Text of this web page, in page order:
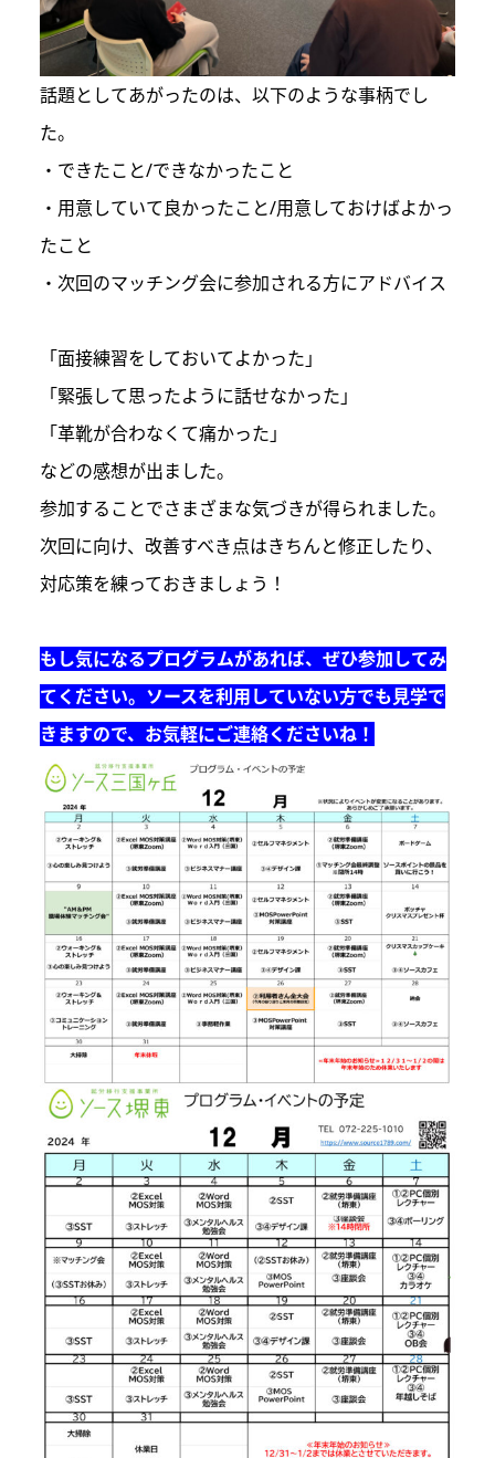
話題としてあがったのは、以下のような事柄でし
た。
・できたこと/できなかったこと
・用意していて良かったこと/用意しておけばよかっ
たこと
・次回のマッチング会に参加される方にアドバイス
「面接練習をしておいてよかった」
「緊張して思ったように話せなかった」
「革靴が合わなくて痛かった」
などの感想が出ました。
参加することでさまざまな気づきが得られました。
次回に向け、改善すべき点はきちんと修正したり、
対応策を練っておきましょう！
もし気になるプログラムがあれば、ぜひ参加してみ
てください。ソースを利用していない方でも見学で
きますので、お気軽にご連絡くださいね！